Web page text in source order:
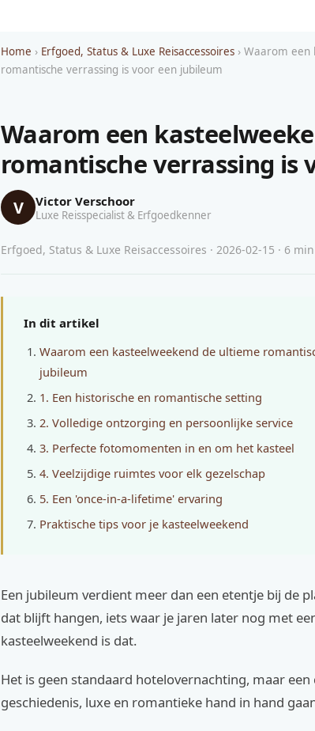
Home › Erfgoed, Status & Luxe Reisaccessoires › Waarom
romantische verrassing is voor een jubileum
Waarom een
romantische verrassing is
V Victor Verschoor
Luxe Reisspecialist & Erfgoedkenner
Erfgoed, Status & Luxe Reisaccessoires · 2026-02-15 · 6
In dit artikel
Waarom een kasteelweekend de ultieme
jubileum
1. Een historische en romantische setting
2. Volledige ontzorging en persoonlijke service
3. Perfecte fotomomenten in en om het kasteel
4. Veelzijdige ruimtes voor elk gezelschap
5. Een 'once-in-a-lifetime' ervaring
Praktische tips voor je kasteelweekend
Een jubileum verdient meer dan een etentje bij de
dat blijft hangen, iets waar je jaren later nog met
kasteelweekend is dat.
Het is geen standaard hotelovernachting, maar
geschiedenis, luxe en romantieke hand in hand